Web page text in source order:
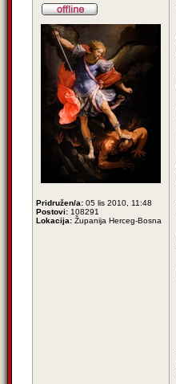
Pridružen/a: 05 lis 2010, 11:48
Postovi: 108291
Lokacija: Županija Herceg-Bosna